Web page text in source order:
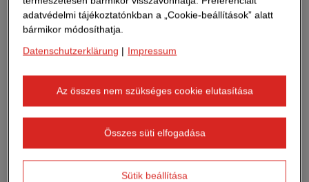
Egy épület építésének első lépése az átfogó tervezés. A
következő lépés az építési folyamat minél
különösen fontos az erőforrások bölcs felhasználása -
ebben segíthetnek a digitális eszközök. A STRABAG
ezeket felhasználva új szabványokat állít fel az
építőipari munkafolyamatok tekintetében.
Az első tervezési lépéstől az anyagbeszerzésig és a
kivitelezésig a digitális építési tervezés, mint például a
BIM2field és a LEAN Construction munka- és
adatvédelmi tájékoztatónkban a „Cookie-beállítások” alatt
bármikor módosíthatja.
Datenschutzerklärung | Impressum
Az összes nem szükséges cookie elutasítása
Összes süti elfogadása
Sütik beállítása